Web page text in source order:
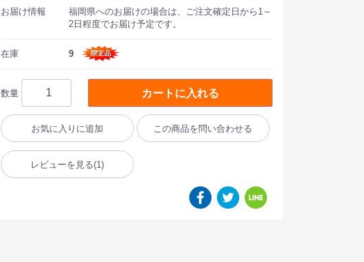
お届け情報
福岡県へのお届けの場合は、ご注文確定日から1～
2日程度でお届け予定です。
在庫 9
数量 カートに入れる
お気に入りに追加 この商品を問い合わせる
レビューを見る(1)